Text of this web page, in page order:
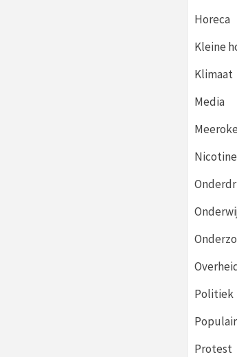
Horeca
Kleine
Klimaat
Media
Nicotine
Politiek
Populair
Protest